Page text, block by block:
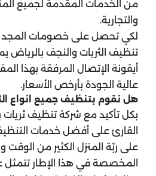
من الخدمات المقدمة لجميع
والتجارية.
لكي تحصل على خصومات
تنظيف الثريات والنجف بالرياض
أيقونة الإتصال المرفقة بهذا
عالية الجودة بأرخص الأسعار.
هل نقوم بتنظيف جميع انواع
بكل تأكيد مع شركة تنظيف
القارئ على أفضل خدمات
على ربّة المنزل الكثير من الوقت
المخصصة في هذا الإطار تتمثل